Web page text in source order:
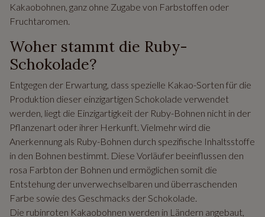
Kakaobohnen, ganz ohne Zugabe von Farbstoffen oder
Fruchtaromen.
Woher stammt die Ruby-
Schokolade?
Entgegen der Erwartung, dass spezielle Kakao-Sorten für die
Produktion dieser einzigartigen Schokolade verwendet
werden, liegt die Einzigartigkeit der Ruby-Bohnen nicht in der
Pflanzenart oder ihrer Herkunft. Vielmehr wird die
Anerkennung als Ruby-Bohnen durch spezifische Inhaltsstoffe
in den Bohnen bestimmt. Diese Vorläufer beeinflussen den
rosa Farbton der Bohnen und ermöglichen somit die
Entstehung der unverwechselbaren und überraschenden
Farbe sowie des Geschmacks der Schokolade.
Die rubinroten Kakaobohnen werden in Ländern angebaut,